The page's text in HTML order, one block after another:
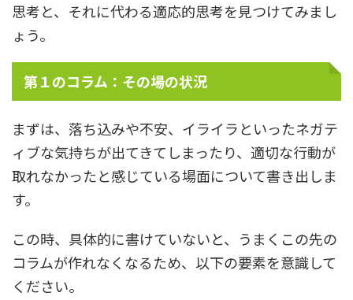
思考と、それに代わる適応的思考を見つけてみまし
ょう。
第１のコラム：その場の状況
まずは、落ち込みや不安、イライラといったネガテ
ィブな気持ちが出てきてしまったり、適切な行動が
取れなかったと感じている場面について書き出しま
す。
この時、具体的に書けていないと、うまくこの先の
コラムが作れなくなるため、以下の要素を意識して
ください。